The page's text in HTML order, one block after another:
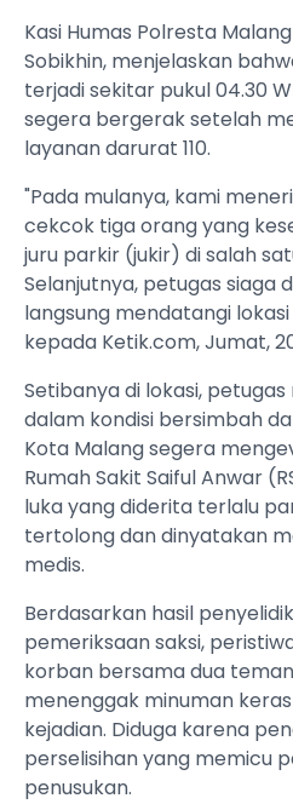
Kasi Humas Polresta
Sobikhin, menjelaskan
terjadi sekitar pukul 04.30
segera bergerak setelah
layanan darurat 110.
"Pada mulanya, kami
cekcok tiga orang yang
juru parkir (jukir) di salah
Selanjutnya, petugas siaga
langsung mendatangi
kepada Ketik.com, Jumat,
Setibanya di lokasi,
dalam kondisi bersimbah
Kota Malang segera
Rumah Sakit Saiful Anwar
luka yang diderita terlalu
tertolong dan dinyatakan
medis.
Berdasarkan hasil
pemeriksaan saksi,
korban bersama dua
menenggak minuman
kejadian. Diduga karena
perselisihan yang memicu
penusukan.